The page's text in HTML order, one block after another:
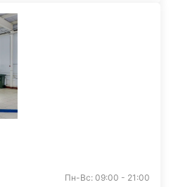
Пн-Вс: 09:00 - 21:00